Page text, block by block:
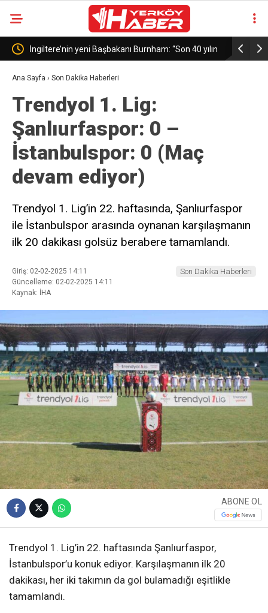
Burnham: “Son 40 yılın
geçireceğiz”
Çiçekdağı’nda 3 Gün 3 Gece Festival
Ana Sayfa › Son Dakika Haberleri
Trendyol 1. Lig:
Şanlıurfaspor: 0 –
İstanbulspor: 0 (Maç
devam ediyor)
Trendyol 1. Lig’in 22. haftasında, Şanlıurfaspor
ile İstanbulspor arasında oynanan karşılaşmanın
ilk 20 dakikası golsüz berabere tamamlandı.
Giriş: 02-02-2025 14:11
Güncelleme: 02-02-2025 14:11
Kaynak: İHA
Son Dakika Haberleri
ABONE OL
Trendyol 1. Lig’in 22. haftasında Şanlıurfaspor,
İstanbulspor’u konuk ediyor. Karşılaşmanın ilk 20
dakikası, her iki takımın da gol bulamadığı eşitlikle
tamamlandı.